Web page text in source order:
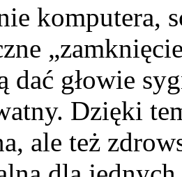
komputera,
dać głowie
Dzięki
ale też